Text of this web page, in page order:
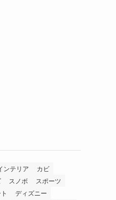
ンテリア
カビ
スノボ
スポーツ
ディズニー